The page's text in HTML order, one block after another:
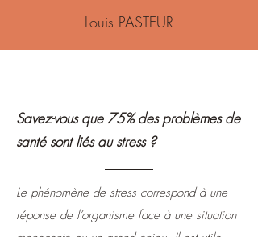
Louis PASTEUR
Savez-vous que 75% des problèmes de
santé sont liés au stress ?
Le phénomène de stress correspond à une
réponse de l’organisme face à une situation